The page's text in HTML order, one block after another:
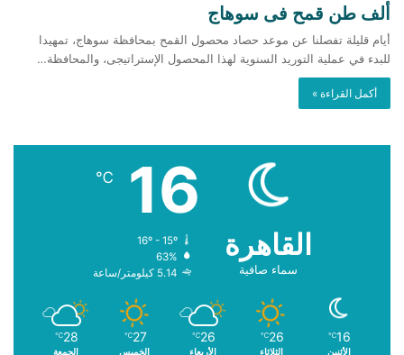
ألف طن قمح فى سوهاج
أيام قليلة تفصلنا عن موعد حصاد محصول القمح بمحافظة سوهاج، تمهيدا
للبدء في عملية التوريد السنوية لهذا المحصول الإستراتيجى، والمحافظة…
أكمل القراءة »
القاهرة
سماء صافية
16
℃
16º - 15º
63%
5.14 كيلومتر/ساعة
16
℃
الأثنين
26
℃
الثلاثاء
26
℃
الأربعاء
27
℃
الخميس
28
℃
الجمعة